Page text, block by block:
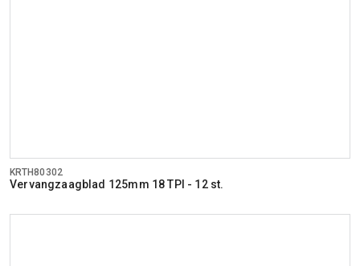
KRTH80302
Vervangzaagblad 125mm 18 TPI - 12 st.